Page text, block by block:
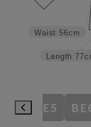
Length
Waist 56cm
BE5